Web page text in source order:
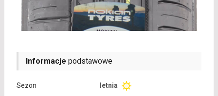
Informacje podstawowe
Sezon
letnia